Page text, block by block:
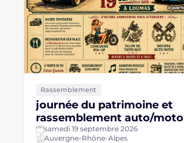
Rassemblement
journée du patrimoine et
rassemblement auto/moto
samedi 19 septembre 2026
Auvergne-Rhône-Alpes